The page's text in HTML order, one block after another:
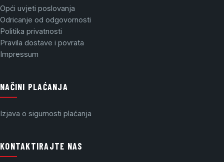
Opći uvjeti poslovanja
Odricanje od odgovornosti
Politika privatnosti
Pravila dostave i povrata
Impressum
NAČINI PLAĆANJA
Izjava o sigurnosti plaćanja
KONTAKTIRAJTE NAS